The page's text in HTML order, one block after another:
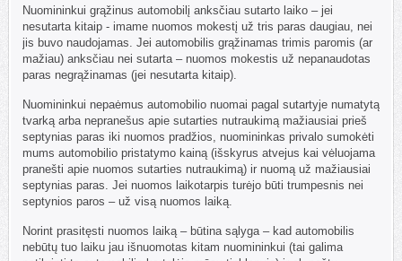
Nuomininkui grąžinus automobilį anksčiau sutarto laiko – jei
nesutarta kitaip - imame nuomos mokestį už tris paras daugiau, nei
jis buvo naudojamas. Jei automobilis grąžinamas trimis paromis (ar
mažiau) anksčiau nei sutarta – nuomos mokestis už nepanaudotas
paras negrąžinamas (jei nesutarta kitaip).
Nuomininkui nepaėmus automobilio nuomai pagal sutartyje numatytą
tvarką arba nepranešus apie sutarties nutraukimą mažiausiai prieš
septynias paras iki nuomos pradžios, nuomininkas privalo sumokėti
mums automobilio pristatymo kainą (išskyrus atvejus kai vėluojama
pranešti apie nuomos sutarties nutraukimą) ir nuomą už mažiausiai
septynias paras. Jei nuomos laikotarpis turėjo būti trumpesnis nei
septynios paros – už visą nuomos laiką.
Norint prasitęsti nuomos laiką – būtina sąlyga – kad automobilis
nebūtų tuo laiku jau išnuomotas kitam nuomininkui (tai galima